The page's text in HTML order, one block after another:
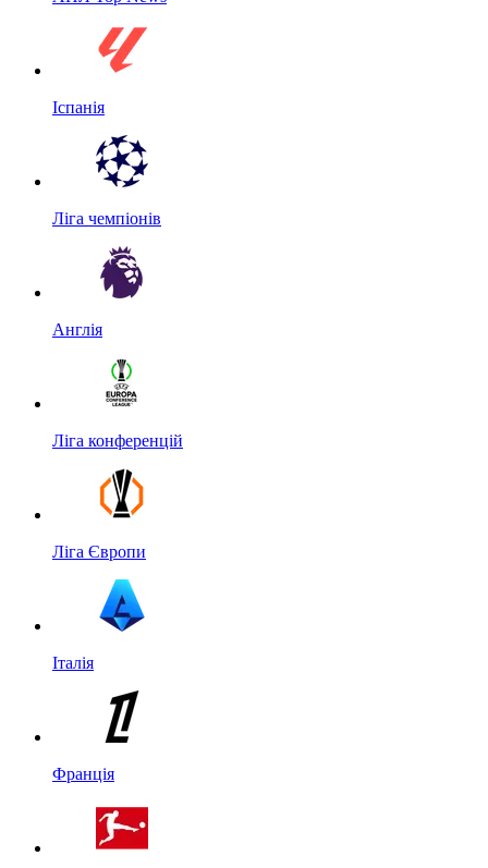
Іспанія
Ліга чемпіонів
Англія
Ліга конференцій
Ліга Європи
Італія
Франція